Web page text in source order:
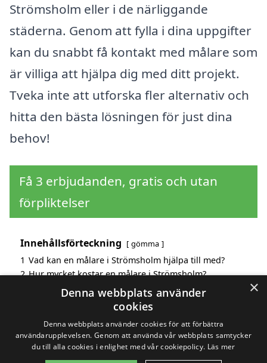
Strömsholm eller i de närliggande
städerna. Genom att fylla i dina uppgifter
kan du snabbt få kontakt med målare som
är villiga att hjälpa dig med ditt projekt.
Tveka inte att utforska fler alternativ och
hitta den bästa lösningen för just dina
behov!
Få 3 erbjudanden, gratis och utan
förpliktelser
Innehållsförteckning gömma
1 Vad kan en målare i Strömsholm hjälpa till med?
2 Hur mycket kostar en målare i Strömsholm?
Fördelar med att välja målare i Strömsholm
Sök efter en skicklig målare i de omgivande städerna
×
Denna webbplats använder
cookies
Denna webbplats använder cookies för att förbättra
användarupplevelsen. Genom att använda vår webbplats samtycker
du till alla cookies i enlighet med vår cookiepolicy. Läs mer